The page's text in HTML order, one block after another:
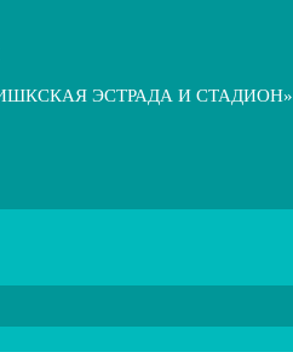
ЭСТРАДА И СТАДИОН»